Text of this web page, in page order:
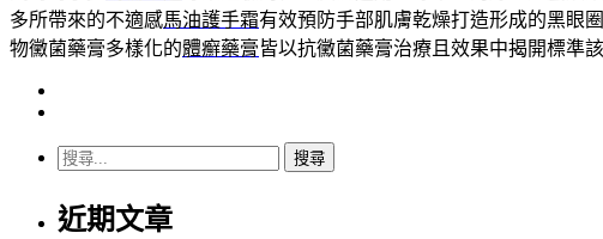
多所帶來的不適感馬油護手霜有效預防手部肌膚乾燥打造形成的黑眼
物黴菌藥膏多樣化的體癬藥膏皆以抗黴菌藥膏治療且效果中揭開標準
搜
關
近期文章